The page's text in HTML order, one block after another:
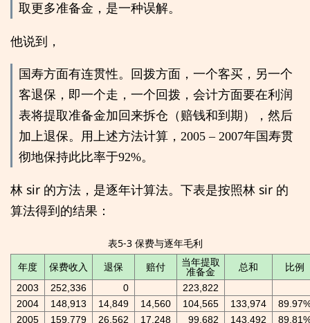
取更多准备金，是一种误解。
他说到，
国寿方面有连贯性。回拨方面，一个客买，另一个
客退保，即一个走，一个回拨，会计方面要在利润
表将提取准备金加回来拆仓（赔钱和到期），然后
加上退保。用上述方法计算，2005 – 2007年国寿贯
彻地保持此比率于92%。
林 sir 的方法，是逐年计算法。下表是按照林 sir 的
算法得到的结果：
表5-3 保费与逐年毛利
年度
保费收入 退保 赔付 当年提取
准备金 总和 比例
2003 252,336 0
223,822
2004
148,913 14,849 14,560 104,565 133,974
2005
159,779 26,562 17,248 99,682 143,492